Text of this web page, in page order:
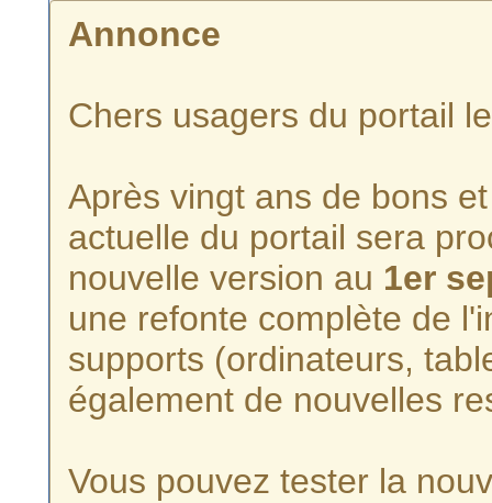
Annonce
Chers usagers du portail
Après vingt ans de bons
actuelle du portail sera
nouvelle version au 1er
une refonte complète de
supports (ordinateurs,
également de nouvelles
Vous pouvez tester la